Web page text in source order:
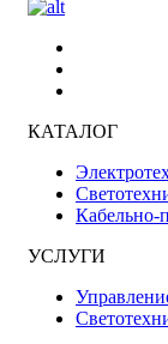
КАТАЛОГ
Кабельно-
УСЛУГИ